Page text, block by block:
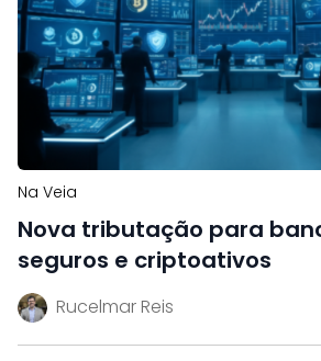
Na Veia
Nova tributação para
seguros e criptoativos
Rucelmar Reis